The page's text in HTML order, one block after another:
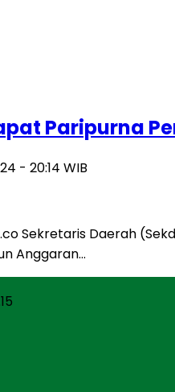
Paripurna
- 20:14 WIB
Sekretaris Daerah
Anggaran…